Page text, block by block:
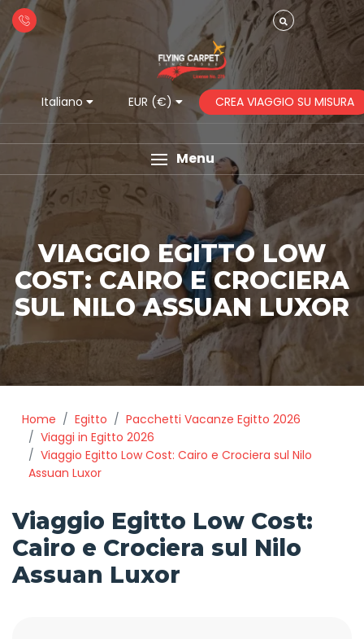
Italiano EUR (€) CREA VIAGGIO SU MISURA
Menu
VIAGGIO EGITTO LOW
COST: CAIRO E CROCIERA
SUL NILO ASSUAN LUXOR
Home Egitto
Pacchetti Vacanze Egitto 2026
Viaggi in Egitto 2026
Viaggio Egitto Low Cost: Cairo e Crociera sul Nilo
Assuan Luxor
Viaggio Egitto Low Cost:
Cairo e Crociera sul Nilo
Assuan Luxor